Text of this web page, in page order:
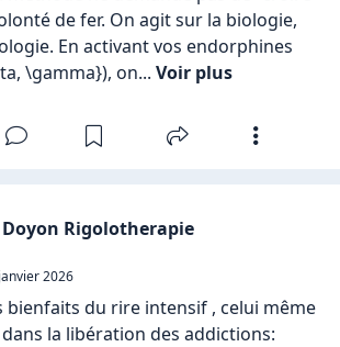
de fer. On agit sur la biologie,
En activant vos endorphines
\gamma}), on... Voir plus
Doyon Rigolotherapie
2026
bienfaits du rire intensif , celui même
la libération des addictions: